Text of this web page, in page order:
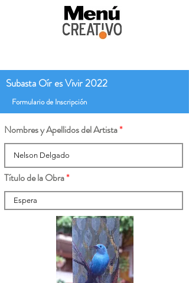
Subasta Oír es Vivir 2022
Formulario de Inscripción
Nombres y Apellidos del Artista
Título de la Obra